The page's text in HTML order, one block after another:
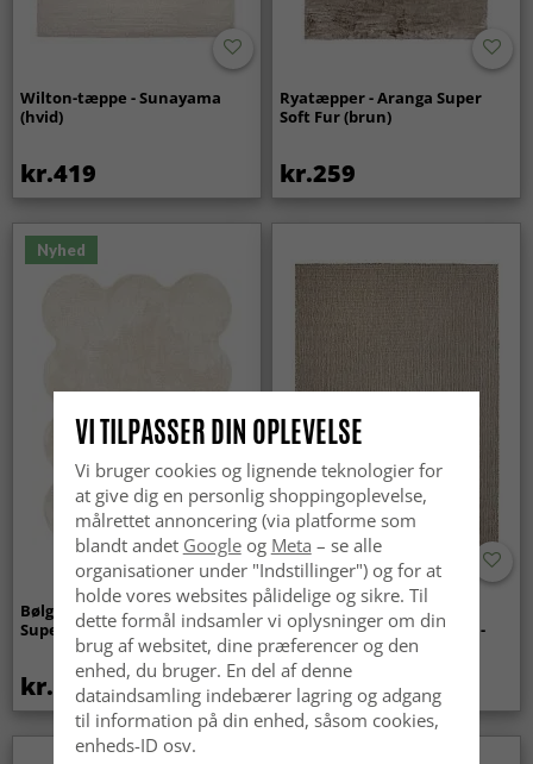
Wilton-tæppe - Sunayama
(hvid)
kr.419
Ryatæpper - Aranga Super
Soft Fur (brun)
kr.259
Nyhed
Bølget ryatæppe - Aranga
Super Soft Fur (beige)
kr.369
Tæpper til
indendørs/udendørs brug -
Arlo (beige)
kr.439
VI TILPASSER DIN OPLEVELSE
Vi bruger cookies og lignende teknologier for
at give dig en personlig shoppingoplevelse,
målrettet annoncering (via platforme som
blandt andet Googleog Meta – se alle
organisationer under "Indstillinger") og for at
holde vores websites pålidelige og sikre. Til
dette formål indsamler vi oplysninger om din
brug af websitet, dine præferencer og den
enhed, du bruger. En del af denne
dataindsamling indebærer lagring og adgang
til information på din enhed, såsom cookies,
enheds-ID osv.